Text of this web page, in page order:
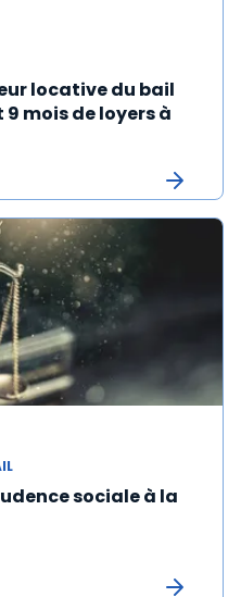
locative du bail
mois de loyers à
sociale à la